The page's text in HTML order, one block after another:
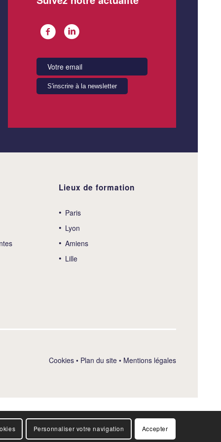
Lieux de formation
Paris
Lyon
Amiens
Lille
Cookies • Plan du site • Mentions légales
Personnaliser votre navigation Accepter